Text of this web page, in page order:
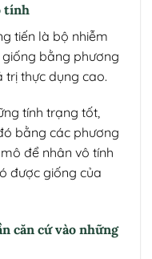
tính
tiến là bộ nhiễm
bằng phương
trị thực dụng cao.
tính trạng tốt,
bằng các phương
để nhân vô tính
được giống của
căn cứ vào những